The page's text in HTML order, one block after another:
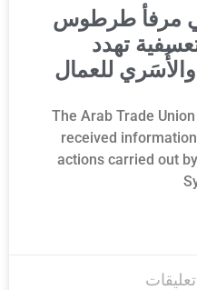
مرفأ طرطوس
تهدد
للعمال
The Arab Trade
received
actions carried out